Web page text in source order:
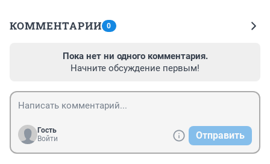
КОММЕНТАРИИ 0
Пока нет ни одного комментария.
Начните обсуждение первым!
Гость
Войти
Отправить